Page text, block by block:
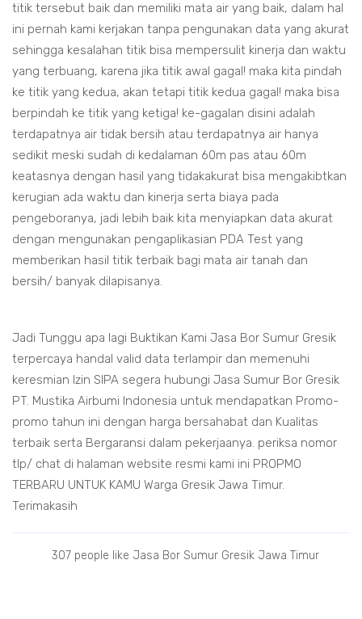
titik tersebut baik dan memiliki mata air yang baik, dalam hal
ini pernah kami kerjakan tanpa pengunakan data yang akurat
sehingga kesalahan titik bisa mempersulit kinerja dan waktu
yang terbuang, karena jika titik awal gagal! maka kita pindah
ke titik yang kedua, akan tetapi titik kedua gagal! maka bisa
berpindah ke titik yang ketiga! ke-gagalan disini adalah
terdapatnya air tidak bersih atau terdapatnya air hanya
sedikit meski sudah di kedalaman 60m pas atau 60m
keatasnya dengan hasil yang tidakakurat bisa mengakibtkan
kerugian ada waktu dan kinerja serta biaya pada
pengeboranya, jadi lebih baik kita menyiapkan data akurat
dengan mengunakan pengaplikasian PDA Test yang
memberikan hasil titik terbaik bagi mata air tanah dan
bersih/ banyak dilapisanya.
Jadi Tunggu apa lagi Buktikan Kami Jasa Bor Sumur Gresik
terpercaya handal valid data terlampir dan memenuhi
keresmian Izin SIPA segera hubungi Jasa Sumur Bor Gresik
PT. Mustika Airbumi Indonesia untuk mendapatkan Promo-
promo tahun ini dengan harga bersahabat dan Kualitas
terbaik serta Bergaransi dalam pekerjaanya. periksa nomor
tlp/ chat di halaman website resmi kami ini PROPMO
TERBARU UNTUK KAMU Warga Gresik Jawa Timur.
Terimakasih
307 people like Jasa Bor Sumur Gresik Jawa Timur